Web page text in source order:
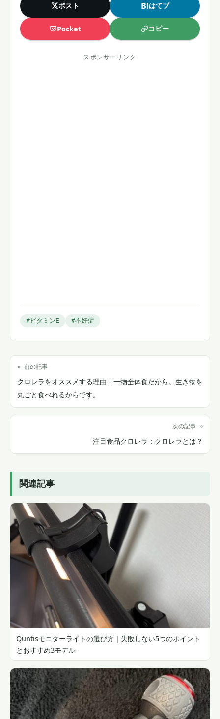
ポスト B!はてブ
Pocket コピー
スポンサーリンク
#ビタミンE #不妊症
« 前の記事
クロレラをオススメする理由：一物全体食だから。生き物を
丸ごと食べれるからです。
次の記事 »
注目食品クロレラ：クロレラとは？
関連記事
Quntisモニターライトの選び方｜失敗しない5つのポイント
とおすすめ3モデル